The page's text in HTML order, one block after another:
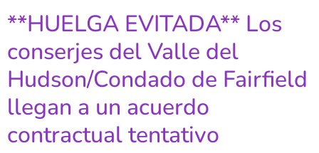
**HUELGA EVITADA** Los
conserjes del Valle del
Hudson/Condado de Fairfield
llegan a un acuerdo
contractual tentativo